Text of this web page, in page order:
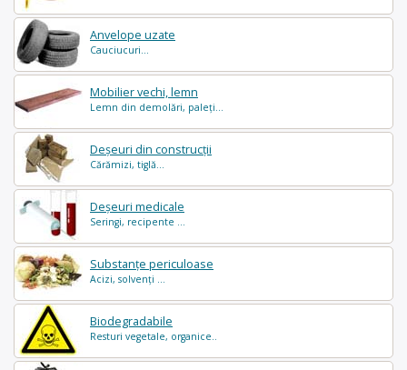
Anvelope uzate
Cauciucuri...
Mobilier vechi, lemn
Lemn din demolări, paleți...
Deșeuri din construcții
Cărămizi, tiglă...
Deșeuri medicale
Seringi, recipente ...
Substanțe periculoase
Acizi, solvenți ...
Biodegradabile
Resturi vegetale, organice..